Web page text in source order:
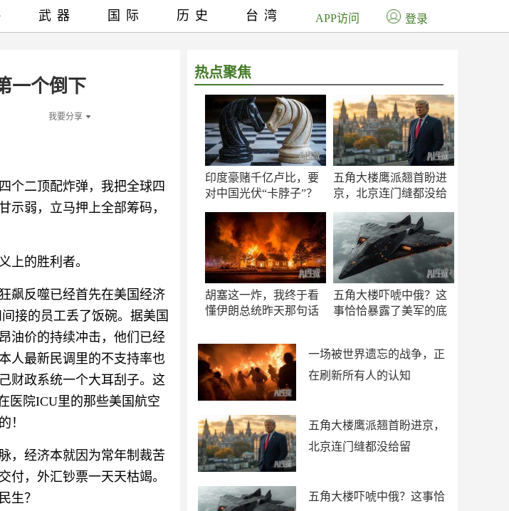
一个倒下
我要分享
个二顶配炸弹，我把全球四
示弱，立马押上全部筹码，
上的胜利者。
飙反噬已经首先在美国经济
接的员工丢了饭碗。据美国
油价的持续冲击，他们已经
人最新民调里的不支持率也
财政系统一个大耳刮子。这
医院ICU里的那些美国航空
！
，经济本就因为常年制裁苦
付，外汇钞票一天天枯竭。
生？
热点聚焦
印度豪赌千亿卢比，要
对中国光伏“卡脖子”？
五角大楼鹰派翘首盼进
京，北京连门缝都没给
胡塞这一炸，我终于看
懂伊朗总统昨天那句话
五角大楼吓唬中俄？这
事恰恰暴露了美军的底
一场被世界遗忘的战争，正
在刷新所有人的认知
五角大楼鹰派翘首盼进京，
北京连门缝都没给留
五角大楼吓唬中俄？这事恰
武器 国际 历史 台湾 APP访问 登录